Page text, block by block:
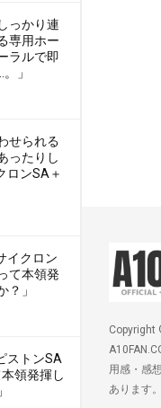
っかり連
専用ホー
ラルで即
」
せられる
ったりし
ロンSA＋
イクロン
て本領発
？」
ストンSA
領発揮し
Copyright
用感・感
あります。